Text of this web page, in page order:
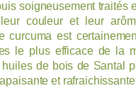
soigneusement traités
couleur et leur
curcuma est
le plus efficace de la
de bois de Santal
et